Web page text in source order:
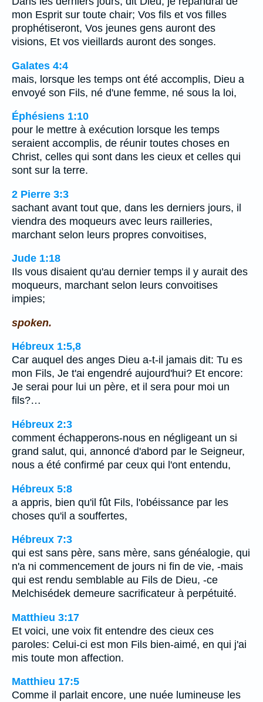
mon Esprit sur toute chair; Vos fils et vos filles
prophétiseront, Vos jeunes gens auront des
visions, Et vos vieillards auront des songes.
Galates 4:4
mais, lorsque les temps ont été accomplis, Dieu a
envoyé son Fils, né d'une femme, né sous la loi,
Éphésiens 1:10
pour le mettre à exécution lorsque les temps
seraient accomplis, de réunir toutes choses en
Christ, celles qui sont dans les cieux et celles qui
sont sur la terre.
2 Pierre 3:3
sachant avant tout que, dans les derniers jours, il
viendra des moqueurs avec leurs railleries,
marchant selon leurs propres convoitises,
Jude 1:18
Ils vous disaient qu'au dernier temps il y aurait des
moqueurs, marchant selon leurs convoitises
impies;
spoken.
Hébreux 1:5,8
Car auquel des anges Dieu a-t-il jamais dit: Tu es
mon Fils, Je t'ai engendré aujourd'hui? Et encore:
Je serai pour lui un père, et il sera pour moi un
fils?…
Hébreux 2:3
comment échapperons-nous en négligeant un si
grand salut, qui, annoncé d'abord par le Seigneur,
nous a été confirmé par ceux qui l'ont entendu,
Hébreux 5:8
a appris, bien qu'il fût Fils, l'obéissance par les
choses qu'il a souffertes,
Hébreux 7:3
qui est sans père, sans mère, sans généalogie, qui
n'a ni commencement de jours ni fin de vie, -mais
qui est rendu semblable au Fils de Dieu, -ce
Melchisédek demeure sacrificateur à perpétuité.
Matthieu 3:17
Et voici, une voix fit entendre des cieux ces
paroles: Celui-ci est mon Fils bien-aimé, en qui j'ai
mis toute mon affection.
Matthieu 17:5
Comme il parlait encore, une nuée lumineuse les